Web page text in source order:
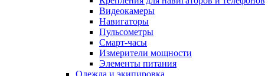
Видеокамеры
Навигаторы
Пульсометры
Смарт-часы
Измерители мощности
Элементы питания
Одежда и экипировка